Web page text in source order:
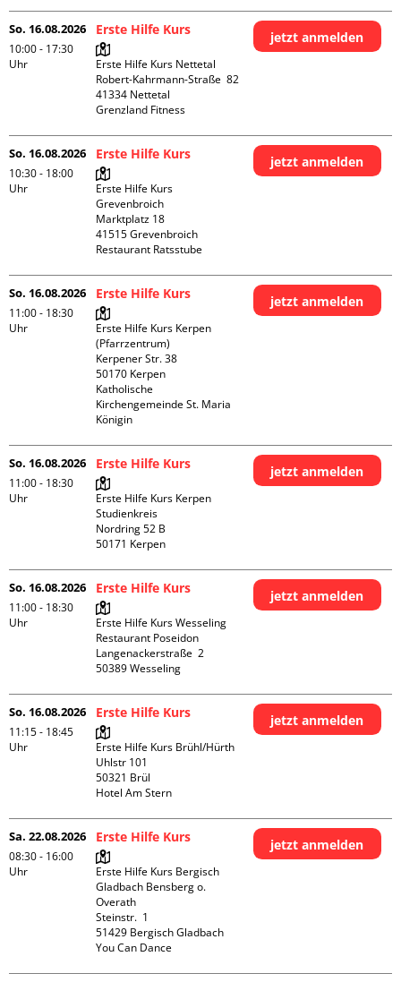
So. 16.08.2026
10:00 - 17:30
Uhr
Erste Hilfe Kurs
Erste Hilfe Kurs Nettetal
Robert-Kahrmann-Straße  82
41334 Nettetal
Grenzland Fitness
jetzt anmelden
So. 16.08.2026
10:30 - 18:00
Uhr
Erste Hilfe Kurs
Erste Hilfe Kurs
Grevenbroich
Marktplatz 18
41515 Grevenbroich
Restaurant Ratsstube
jetzt anmelden
So. 16.08.2026
11:00 - 18:30
Uhr
Erste Hilfe Kurs
Erste Hilfe Kurs Kerpen
(Pfarrzentrum)
Kerpener Str. 38
50170 Kerpen
Katholische
Kirchengemeinde St. Maria
Königin
jetzt anmelden
So. 16.08.2026
11:00 - 18:30
Uhr
Erste Hilfe Kurs
Erste Hilfe Kurs Kerpen
Studienkreis
Nordring 52 B
jetzt anmelden
So. 16.08.2026
11:00 - 18:30
Uhr
Erste Hilfe Kurs
Erste Hilfe Kurs Wesseling
Restaurant Poseidon
Langenackerstraße  2
jetzt anmelden
So. 16.08.2026
11:15 - 18:45
Uhr
Erste Hilfe Kurs
Erste Hilfe Kurs Brühl/Hürth
Uhlstr 101
50321 Brül
Hotel Am Stern
jetzt anmelden
Sa. 22.08.2026
08:30 - 16:00
Uhr
Erste Hilfe Kurs
Erste Hilfe Kurs Bergisch
Gladbach Bensberg o.
Overath
Steinstr.  1
51429 Bergisch Gladbach
You Can Dance
jetzt anmelden